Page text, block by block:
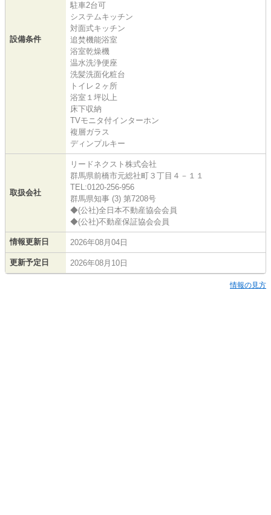
設備条件
駐車2台可
システムキッチン
対面式キッチン
追焚機能浴室
浴室乾燥機
温水洗浄便座
洗髪洗面化粧台
トイレ２ヶ所
浴室１坪以上
床下収納
TVモニタ付インターホン
複層ガラス
ディンプルキー
取扱会社
リードネクスト株式会社
群馬県前橋市元総社町３丁目４－１１
TEL:0120-256-956
群馬県知事 (3) 第7208号
◆(公社)全日本不動産協会会員
◆(公社)不動産保証協会会員
情報更新日 2026年08月04日
更新予定日 2026年08月10日
情報の見方